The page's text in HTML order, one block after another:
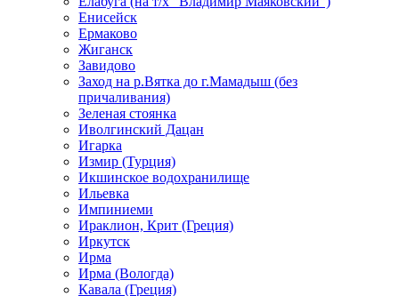
Енисейск
Ермаково
Жиганск
Завидово
Заход на р.Вятка до г.Мамадыш (без
причаливания)
Зеленая стоянка
Иволгинский Дацан
Игарка
Измир (Турция)
Икшинское водохранилище
Ильевка
Импиниеми
Ираклион, Крит (Греция)
Иркутск
Ирма
Ирма (Вологда)
Кавала (Греция)